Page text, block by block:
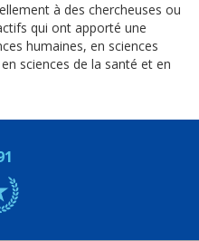
à des chercheuses ou
qui ont apporté une
humaines, en sciences
sciences de la santé et en